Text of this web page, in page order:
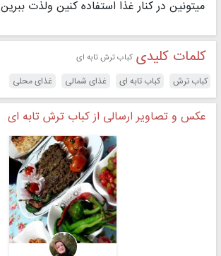
میتونین در کنار غذا استفاده کنین ولذت ببرین
کلمات کلیدی کباب ترش تابه ای
کباب ترش کباب تابه ای غذای شمالی غذای محلی
عکس و تصاویر ارسالی از کباب ترش تابه ای